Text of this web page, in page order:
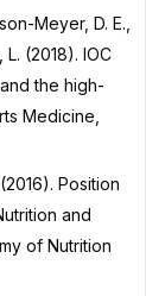
Meyer, D. E.,
(2018). IOC
the high-
Medicine,
Position
and
of Nutrition